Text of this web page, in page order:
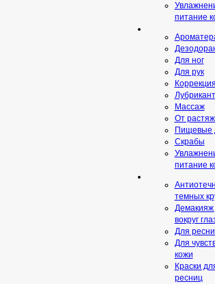
питание
Для ног
Для рук
Массаж
От
Пищевые
Скрaбы
питание
темных
Демакияж
вокруг
Для
Для
кожи
Краски
ресниц